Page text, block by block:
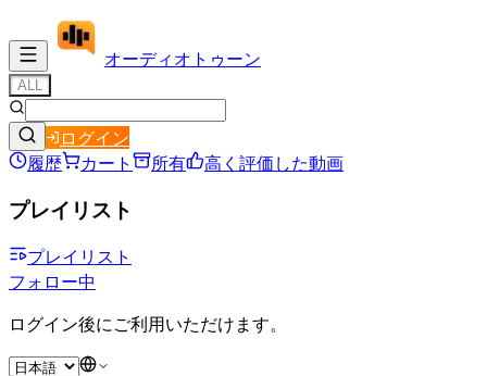
オーディオ トゥーン
ALL
ログイン
履歴
カート 所有 高く評価した動画
プレイリスト
プレイリスト
フォロー中
ログイン後にご利用いただけます。